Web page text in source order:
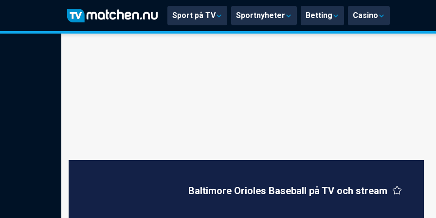
Sport på TV Sportnyheter Betting Casino
Baltimore Orioles Baseball på TV och stream